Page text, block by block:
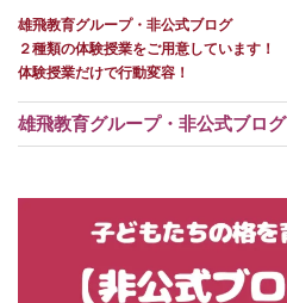
雄飛教育グループ・非公式ブログ
２種類の体験授業をご用意しています！
体験授業だけで行動変容！
雄飛教育グループ・非公式ブログ